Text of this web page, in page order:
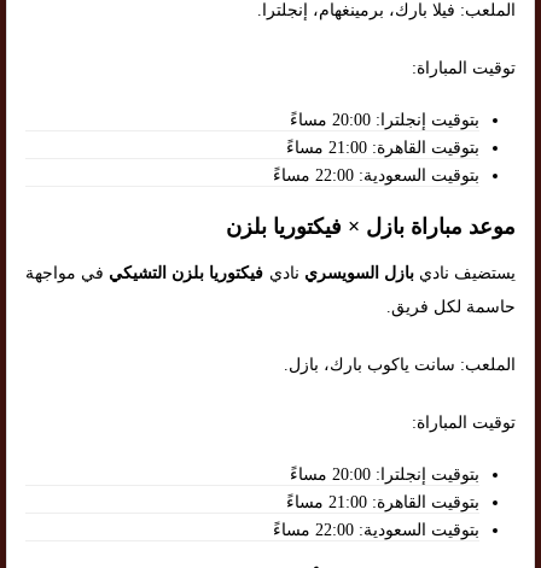
الملعب: فيلا بارك، برمينغهام، إنجلترا.
توقيت المباراة:
بتوقيت إنجلترا: 20:00 مساءً
بتوقيت القاهرة: 21:00 مساءً
بتوقيت السعودية: 22:00 مساءً
موعد مباراة بازل × فيكتوريا بلزن
يستضيف ناديبازل السويسري نادي فيكتوريا بلزن التشيكي في مواجهة
حاسمة لكل فريق.
الملعب: سانت ياكوب بارك، بازل.
توقيت المباراة:
بتوقيت إنجلترا: 20:00 مساءً
بتوقيت القاهرة: 21:00 مساءً
بتوقيت السعودية: 22:00 مساءً